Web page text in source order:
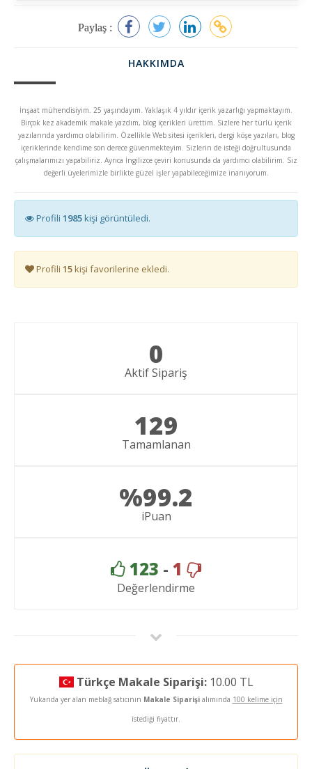
Paylaş :
HAKKIMDA
İnşaat mühendisiyim. 25 yaşındayım. Yaklaşık 4 yıldır içerik yazarlığı yapmaktayım.
Birçok kez akademik makale yazdım, blog içerikleri ürettim. Sizlere her türlü içerik
yazılarında yardımcı olabilirim. Özellikle Web sitesi içerikleri, dergi köşe yazıları, blog
içeriklerinde kendime son derece güvenmekteyim. Sizlerin de isteği doğrultusunda
çalışmalarımızı yapabiliriz. Ayrıca İngilizce çeviri konusunda da yardımcı olabilirim. Siz
değerli üyelerimizle birlikte güzel işler yapabileceğimize inanıyorum.
Profili 1985kişi görüntüledi.
Profili 15kişi favorilerine ekledi.
0
Aktif Sipariş
129
Tamamlanan
%99.2
iPuan
123 - 1
Değerlendirme
Türkçe Makale Siparişi:10.00 TL
Yukarıda yer alan meblağ satıcının Makale Siparişialımında 100 kelime için
istediği fiyattır.